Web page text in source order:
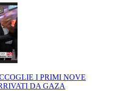
I PRIMI NOVE
DA GAZA